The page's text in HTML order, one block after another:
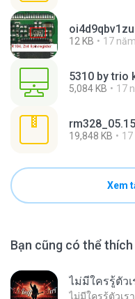
12 KB 17
5310 by trio
5,084 KB 17
19,848 KB
Xem
Bạn cũng có thể thích